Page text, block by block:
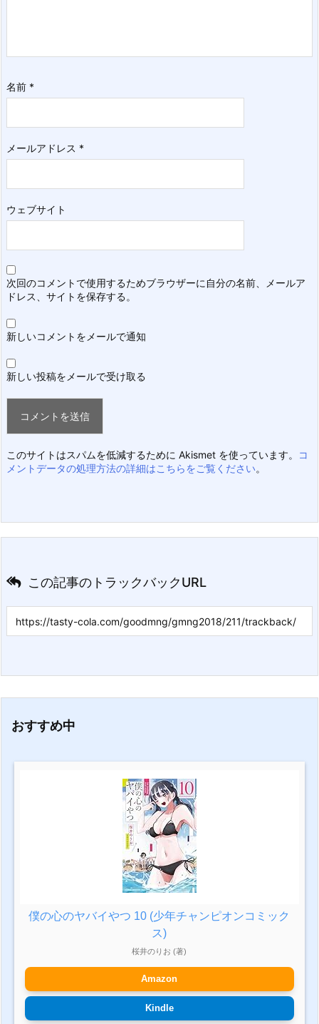
名前 *
メールアドレス *
ウェブサイト
次回のコメントで使用するためブラウザーに自分の名前、メールア
ドレス、サイトを保存する。
新しいコメントをメールで通知
新しい投稿をメールで受け取る
このサイトはスパムを低減するために Akismet を使っています。
コ
メントデータの処理方法の詳細はこちらをご覧ください。
この記事のトラックバックURL
おすすめ中
僕の心のヤバイやつ 10 (少年チャンピオンコミック
ス)
桜井のりお (著)
Amazon
Kindle